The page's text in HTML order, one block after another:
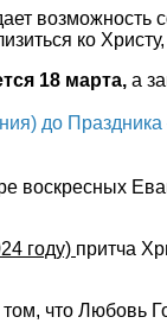
ко
18 марта, а
до
воскресных
году) притча
том, что Любовь